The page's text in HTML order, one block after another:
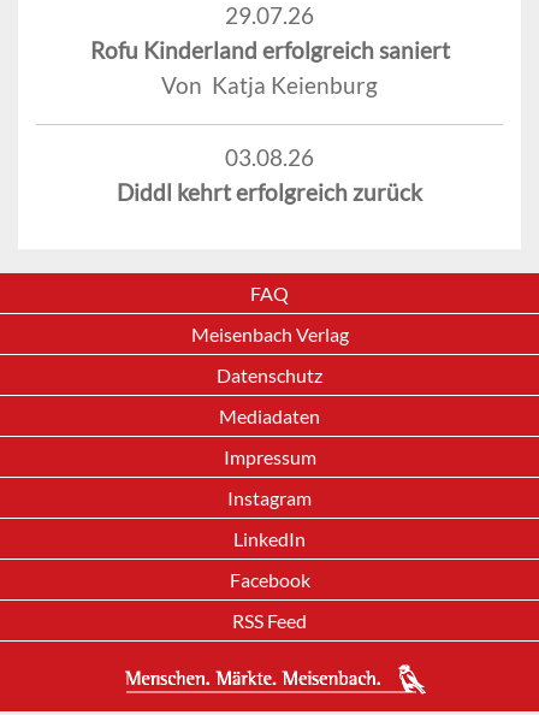
29.07.26
Rofu Kinderland erfolgreich saniert
Von Katja Keienburg
03.08.26
Diddl kehrt erfolgreich zurück
FAQ
Meisenbach Verlag
Datenschutz
Mediadaten
Impressum
Instagram
LinkedIn
Facebook
RSS Feed